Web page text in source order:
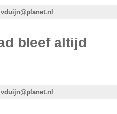
bleef altijd